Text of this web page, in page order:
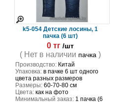
k5-054 Детские лосины, 1
пачка (6 шт)
0 тг /шт
( Нет в наличии пачка )
Производство:Китай
Упаковка:в пачке 6 шт одного
цвета разных размеров
Размеры:60-70-80 см
Цвета:как на фото
Минимальный заказ:1 пачка (6